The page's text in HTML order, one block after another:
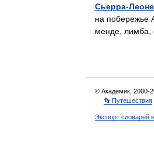
Сьерра-Леоне
на побережье
менде,
© Академик, 2000-
👣 Путешествия
Экспорт словарей